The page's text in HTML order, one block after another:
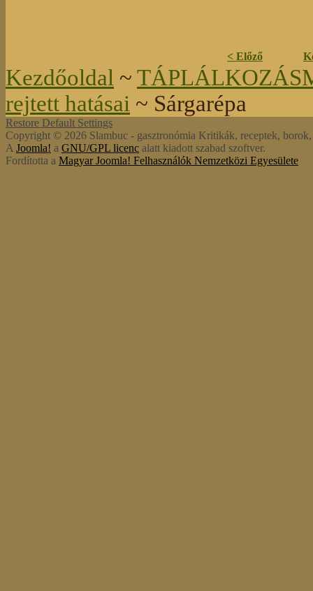
< Előző
Kezdőoldal ~
rejtett hatásai ~ Sárgarépa
Restore Default Settings
Copyright © 2026 Slambuc - gasztronómia Kritikák, receptek,
A Joomla! a GNU/GPL licenc alatt kiadott szabad szoftver.
Fordította a Magyar Joomla! Felhasználók Nemzetközi Egyesülete